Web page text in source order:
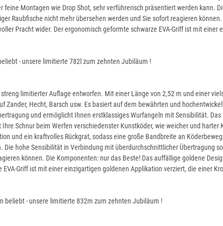
Montagen wie Drop Shot, sehr verführerisch präsentiert werden kann.
Raubfische nicht mehr übersehen werden und Sie sofort reagieren
Pracht wider. Der ergonomisch geformte schwarze EVA-Griff ist mit einer
- unsere limitierte 782l zum zehnten Jubiläum !
limitierter Auflage entworfen. Mit einer Länge von 2,52 m und einer
Hecht, Barsch usw. Es basiert auf dem bewährten und
und ermöglicht Ihnen erstklassiges Wurfangeln mit Sensibilität.
Schnur beim Werfen verschiedenster Kunstköder, wie weicher und harter
und ein kraftvolles Rückgrat, sodass eine große Bandbreite an
hohe Sensibilität in Verbindung mit überdurchschnittlicher Übertragung
können. Die Komponenten: nur das Beste! Das auffällige goldene
Griff ist mit einer einzigartigen goldenen Applikation verziert, die einer
beliebt - unsere limitierte 832m zum zehnten Jubiläum !